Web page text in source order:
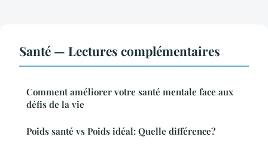
Santé — Lectures complémentaires
Comment améliorer votre santé mentale face aux
défis de la vie
Poids santé vs Poids idéal: Quelle différence?